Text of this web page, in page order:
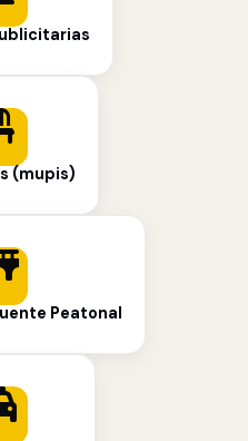
(mupis)
Peatonal